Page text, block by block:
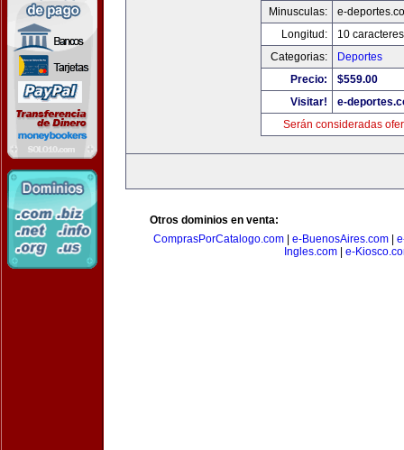
Minusculas:
e-
Longitud:
10 caracteres
Categorias:
Deportes
Precio:
$559.00
Visitar!
e-
Serán consideradas
Otros dominios en venta:
ComprasPorCatalogo.com| e-BuenosAires.com|
Ingles.com
e-